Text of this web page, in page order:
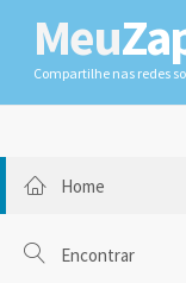
Meu
Compartilhe nas redes
Home
Encontrar